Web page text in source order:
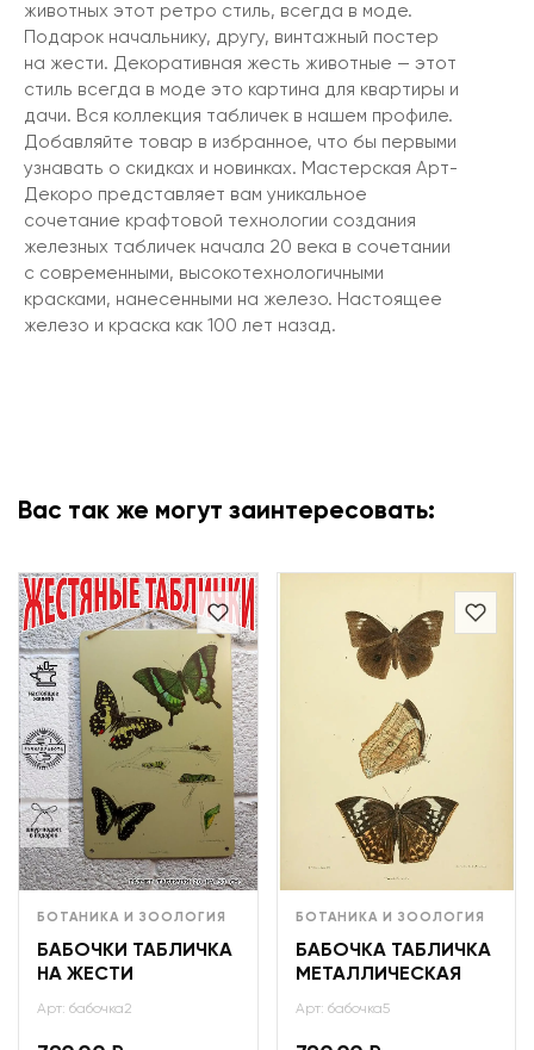
животных этот ретро стиль, всегда в моде.
Подарок начальнику, другу, винтажный постер
на жести. Декоративная жесть животные — этот
стиль всегда в моде это картина для квартиры и
дачи. Вся коллекция табличек в нашем профиле.
Добавляйте товар в избранное, что бы первыми
узнавать о скидках и новинках. Мастерская Арт-
Декоро представляет вам уникальное
сочетание крафтовой технологии создания
железных табличек начала 20 века в сочетании
с современными, высокотехнологичными
красками, нанесенными на железо. Настоящее
железо и краска как 100 лет назад.
Вас так же могут заинтересовать:
БОТАНИКА И ЗООЛОГИЯ
БАБОЧКИ ТАБЛИЧКА
НА ЖЕСТИ
Арт: бабочка2
БОТАНИКА И ЗООЛОГИЯ
БАБОЧКА ТАБЛИЧКА
МЕТАЛЛИЧЕСКАЯ
Арт: бабочка5